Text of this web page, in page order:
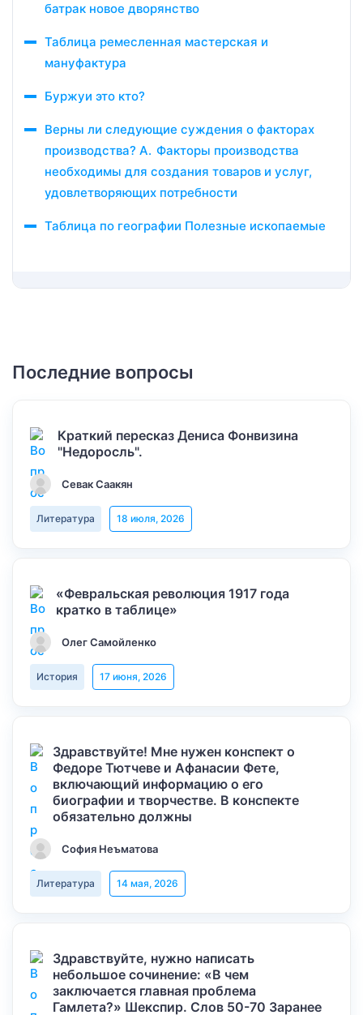
батрак новое дворянство
Таблица ремесленная мастерская и
мануфактура
Буржуи это кто?
Верны ли следующие суждения о факторах
производства? А. Факторы производства
необходимы для создания товаров и услуг,
удовлетворяющих потребности
Таблица по географии Полезные ископаемые
Последние вопросы
Краткий пересказ Дениса Фонвизина
"Недоросль".
Севак Саакян
Литература 18 июля, 2026
«Февральская революция 1917 года
кратко в таблице»
Олег Самойленко
История 17 июня, 2026
Здравствуйте! Мне нужен конспект о
Федоре Тютчеве и Афанасии Фете,
включающий информацию о его
биографии и творчестве. В конспекте
обязательно должны
София Неъматова
Литература 14 мая, 2026
Здравствуйте, нужно написать
небольшое сочинение: «В чем
заключается главная проблема
Гамлета?» Шекспир. Слов 50-70 Заранее